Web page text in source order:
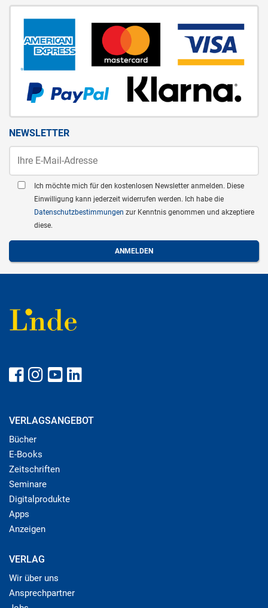
NEWSLETTER
Ich möchte mich für den kostenlosen Newsletter anmelden. Diese
Einwilligung kann jederzeit widerrufen werden. Ich habe die
Datenschutzbestimmungen zur Kenntnis genommen und akzeptiere
diese.
VERLAGSANGEBOT
Bücher
E-Books
Zeitschriften
Seminare
Digitalprodukte
Apps
Anzeigen
VERLAG
Wir über uns
Ansprechpartner